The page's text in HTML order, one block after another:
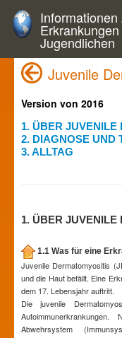
Jugendlichen
Juvenile
Version von 2016
1. ÜBER JUVENILE
2. DIAGNOSE UND
3. ALLTAG
1. ÜBER JUVENILE
1.1 Was für eine
Juvenile Dermatomyositis
und die Haut befällt. Eine
dem 17. Lebensjahr auftritt.
Die juvenile
Abwehrsystem